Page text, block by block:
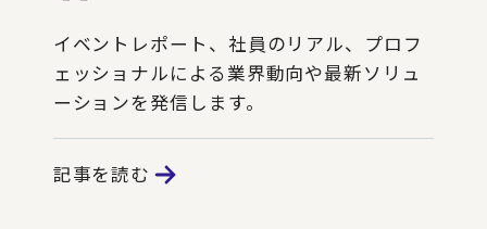
イベントレポート、社員のリアル、プロフ
ェッショナルによる業界動向や最新ソリュ
ーションを発信します。
記事を読む